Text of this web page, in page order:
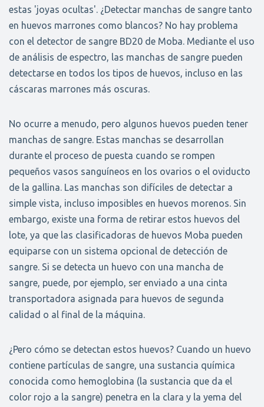
estas 'joyas ocultas'. ¿Detectar manchas de sangre tanto
en huevos marrones como blancos? No hay problema
con el detector de sangre BD20 de Moba. Mediante el uso
de análisis de espectro, las manchas de sangre pueden
detectarse en todos los tipos de huevos, incluso en las
cáscaras marrones más oscuras.
No ocurre a menudo, pero algunos huevos pueden tener
manchas de sangre. Estas manchas se desarrollan
durante el proceso de puesta cuando se rompen
pequeños vasos sanguíneos en los ovarios o el oviducto
de la gallina. Las manchas son difíciles de detectar a
simple vista, incluso imposibles en huevos morenos. Sin
embargo, existe una forma de retirar estos huevos del
lote, ya que las clasificadoras de huevos Moba pueden
equiparse con un sistema opcional de detección de
sangre. Si se detecta un huevo con una mancha de
sangre, puede, por ejemplo, ser enviado a una cinta
transportadora asignada para huevos de segunda
calidad o al final de la máquina.
¿Pero cómo se detectan estos huevos? Cuando un huevo
contiene partículas de sangre, una sustancia química
conocida como hemoglobina (la sustancia que da el
color rojo a la sangre) penetra en la clara y la yema del